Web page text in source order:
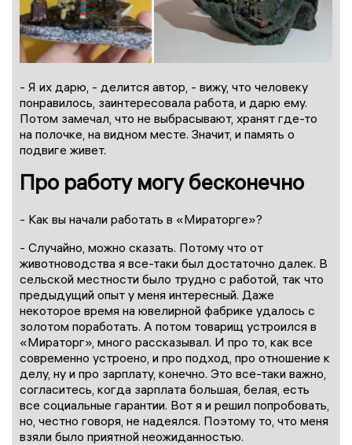
- Я их дарю, - делится автор, - вижу, что человеку
понравилось, заинтересовала работа, и дарю ему.
Потом замечал, что не выбрасывают, хранят где-то
на полочке, на видном месте. Значит, и память о
подвиге живет.
Про работу могу бесконечно
- Как вы начали работать в «Мираторге»?
- Случайно, можно сказать. Потому что от
животноводства я все-таки был достаточно далек. В
сельской местности было трудно с работой, так что
предыдущий опыт у меня интересный. Даже
некоторое время на ювелирной фабрике удалось с
золотом поработать. А потом товарищ устроился в
«Мираторг», много рассказывал. И про то, как все
современно устроено, и про подход, про отношение к
делу, ну и про зарплату, конечно. Это все-таки важно,
согласитесь, когда зарплата большая, белая, есть
все социальные гарантии. Вот я и решил попробовать,
но, честно говоря, не надеялся. Поэтому то, что меня
взяли было приятной неожиданностью.